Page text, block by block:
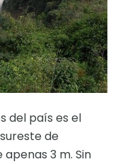
del país es el
de
3 m. Sin